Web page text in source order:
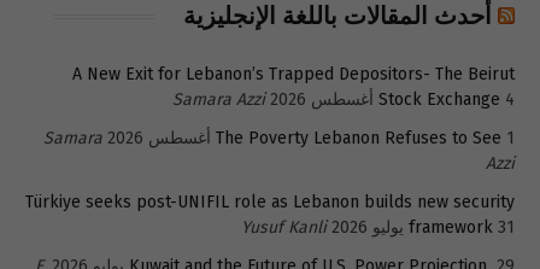
أحدث المقالات باللغة الإنجليزية
A New Exit for Lebanon’s Trapped Depositors- The Beirut
Stock Exchange 4 أغسطس 2026
Samara Azzi
The Poverty Lebanon Refuses to See 1 أغسطس 2026
Samara
Azzi
Türkiye seeks post-UNIFIL role as Lebanon builds new security
framework 31 يوليو 2026
Yusuf Kanli